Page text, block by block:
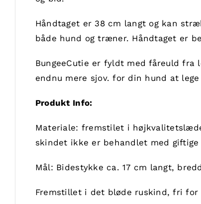
Håndtaget er 38 cm langt og kan
både hund og træner. Håndtaget er
BungeeCutie er fyldt med fåreuld fra
endnu mere sjov. for din hund at lege
Produkt Info:
Materiale: fremstilet i
skindet ikke er behandlet med giftige
Mål: Bidestykke ca. 17 cm langt,
Fremstillet i det bløde ruskind, fri for